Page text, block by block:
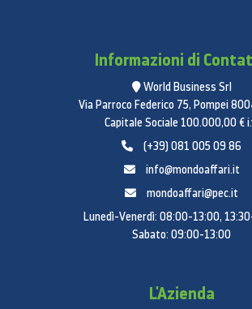
più potente mai montato su uno
Samsung Galaxy. Le funzionalità
scheda hanno ottimizzato e reso
attività, dai giochi allo streaming, senza
prosciugare la batteria
Informazioni di
World Business Srl
Via Parroco Federico 75, Pompei
Capitale Sociale 100.000,00 €
(+39) 081 005 09 86
info@mondoaffari.it
mondoaffari@pec.it
Lunedì-Venerdì: 08:00-13:00,
Sabato: 09:00-13:00
L'Azienda